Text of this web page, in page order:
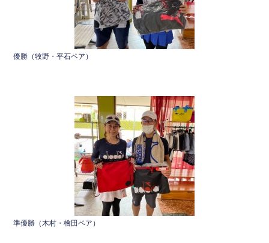
優勝（牧野・平石ペア）
準優勝（木村・檜田ペア）